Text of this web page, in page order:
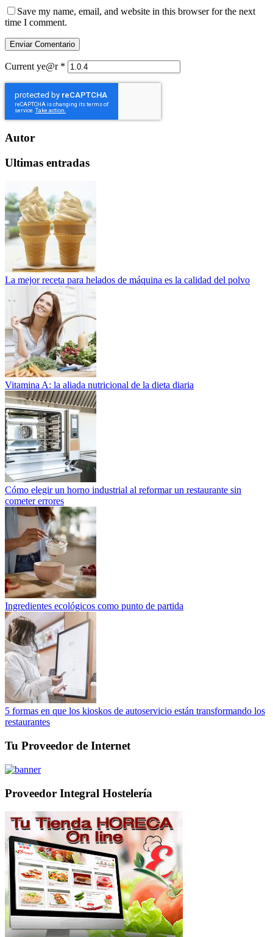
Save my name, email, and website in this browser for the next
time I comment.
Current ye@r *
Autor
Ultimas entradas
La mejor receta para helados de máquina es la calidad del polvo
Vitamina A: la aliada nutricional de la dieta diaria
Cómo elegir un horno industrial al reformar un restaurante sin
cometer errores
Ingredientes ecológicos como punto de partida
5 formas en que los kioskos de autoservicio están transformando los
restaurantes
Tu Proveedor de Internet
Proveedor Integral Hostelería